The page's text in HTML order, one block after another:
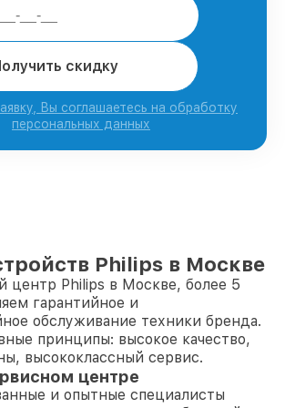
скидку
Вы соглашаетесь на обработку
персональных данных
Philips в Москве
центр Philips в Москве, более 5
гарантийное и
обслуживание техники бренда.
принципы: высокое качество,
высококлассный сервис.
центре
и опытные специалисты